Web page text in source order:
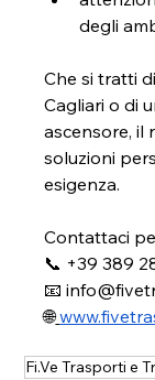
degli
Che si tratti
Cagliari o di
ascensore, il
soluzioni
esigenza.
Contattaci
📞 +39 389
📧
🌐
Fi.Ve Trasporti e